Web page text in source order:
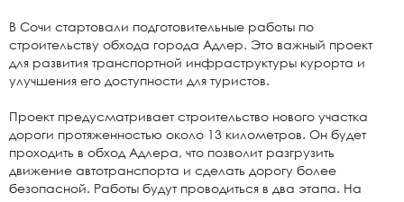
В Сочи стартовали подготовительные работы по
строительству обхода города Адлер. Это важный проект
для развития транспортной инфраструктуры курорта и
улучшения его доступности для туристов.
Проект предусматривает строительство нового участка
дороги протяженностью около 13 километров. Он будет
проходить в обход Адлера, что позволит разгрузить
движение автотранспорта и сделать дорогу более
безопасной. Работы будут проводиться в два этапа. На